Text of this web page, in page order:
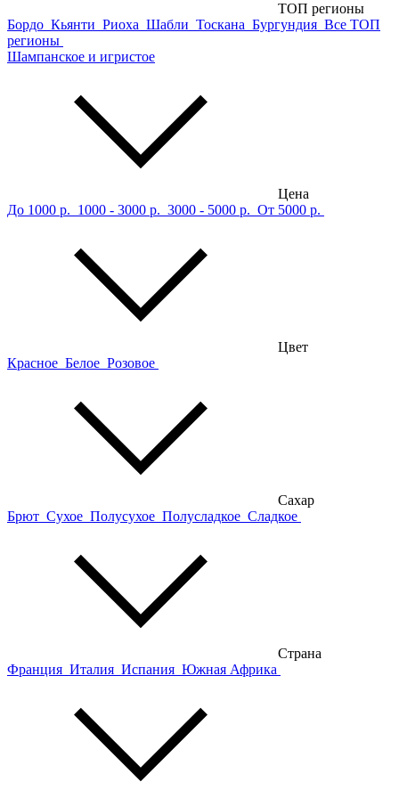
ТОП регионы
Бордо Кьянти Риоха Шабли Тоскана Бургундия Все ТОП
регионы
Шампанское и игристое
Цена
До 1000 р. 1000 - 3000 р. 3000 - 5000 р. От 5000 р.
Цвет
Красное Белое Розовое
Сахар
Брют Сухое Полусухое Полусладкое Сладкое
Страна
Франция Италия Испания Южная Африка